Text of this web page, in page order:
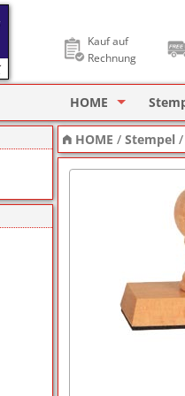
Kauf auf
Rechnung
HOME
Stempel Designer
ImageCard
HOME /Stempel /